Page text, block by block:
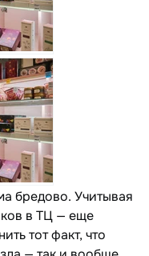
бредово. Учитывая
в ТЦ — еще
тот факт, что